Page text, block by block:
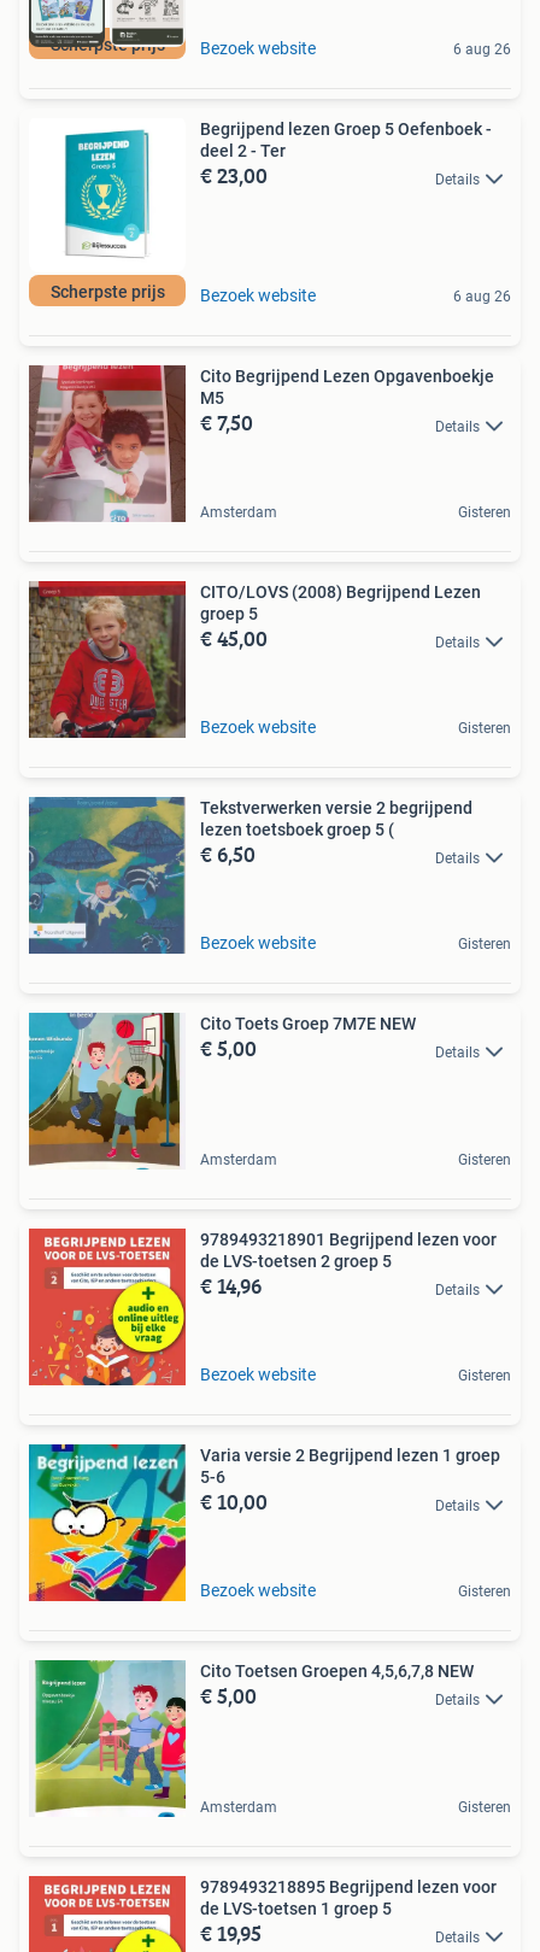
Scherpste prijs Bezoek website 6 aug 26
Scherpste prijs
Begrijpend lezen Groep 5 Oefenboek -
deel 2 - Ter
€ 23,00 Details
Bezoek website 6 aug 26
Cito Begrijpend Lezen Opgavenboekje
M5
€ 7,50 Details
Amsterdam Gisteren
CITO/LOVS (2008) Begrijpend Lezen
groep 5
€ 45,00 Details
Bezoek website Gisteren
Tekstverwerken versie 2 begrijpend
lezen toetsboek groep 5 (
€ 6,50 Details
Bezoek website Gisteren
Cito Toets Groep 7M7E NEW
€ 5,00 Details
Amsterdam Gisteren
9789493218901 Begrijpend lezen voor
de LVS-toetsen 2 groep 5
€ 14,96 Details
Bezoek website Gisteren
Varia versie 2 Begrijpend lezen 1 groep
5-6
€ 10,00 Details
Bezoek website Gisteren
Cito Toetsen Groepen 4,5,6,7,8 NEW
€ 5,00 Details
Amsterdam Gisteren
9789493218895 Begrijpend lezen voor
de LVS-toetsen 1 groep 5
€ 19,95 Details